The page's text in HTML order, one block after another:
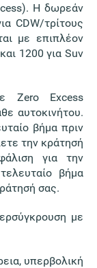
Η δωρεάν
CDW/τρίτους
με επιπλέον
1200 για Suv
Zero Excess
αυτοκινήτου.
βήμα πριν
την κράτησή
για την
βήμα
σας.
με
υπερβολική